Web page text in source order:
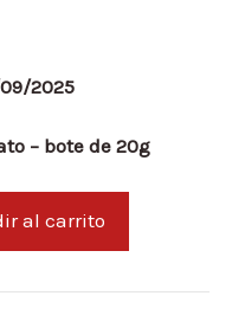
09/2025
– bote de 20g
al carrito